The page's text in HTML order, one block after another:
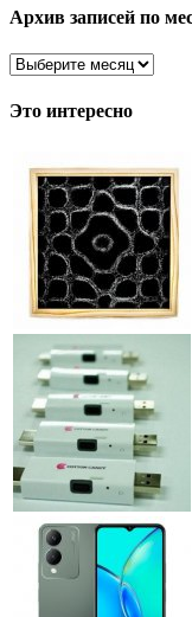
рассортировано
Архив записей по
Архив
по
Это интересно